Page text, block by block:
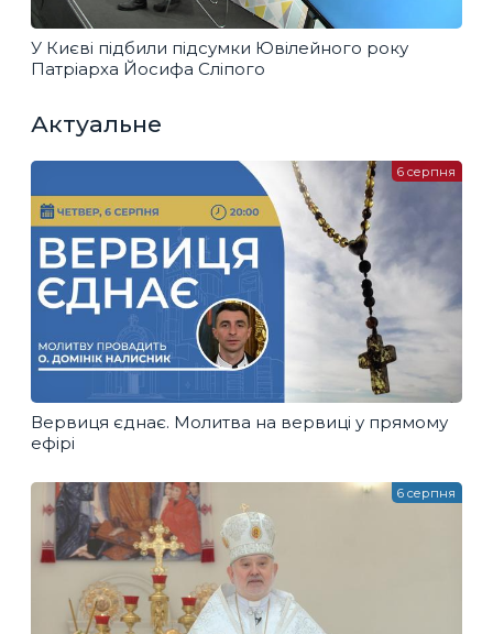
У Києві підбили підсумки Ювілейного року
Патріарха Йосифа Сліпого
Актуальне
Вервиця єднає. Молитва на вервиці у прямому
ефірі
6 серпня
6 серпня